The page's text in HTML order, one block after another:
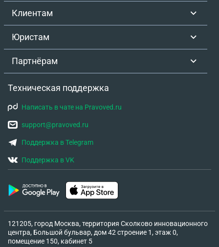
Клиентам
Юристам
Партнёрам
Техническая поддержка
Написать в чате на Pravoved.ru
support@pravoved.ru
Поддержка в Telegram
Поддержка в VK
121205, город Москва, территория Сколково инновационного
центра, Большой бульвар, дом 42 строение 1, этаж 0,
помещение 150, кабинет 5